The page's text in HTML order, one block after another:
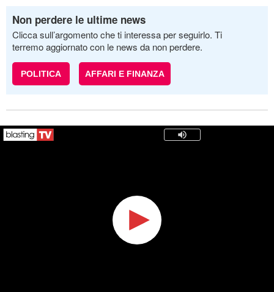
Non perdere le ultime news
Clicca sull’argomento che ti interessa per seguirlo. Ti
terremo aggiornato con le news da non perdere.
POLITICA AFFARI E FINANZA